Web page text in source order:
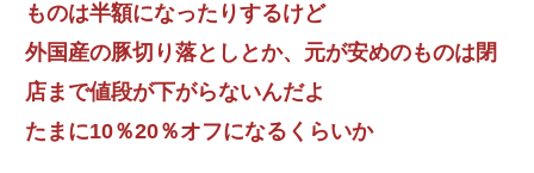
ものは半額になったりするけど
外国産の豚切り落としとか、元が安めのものは閉
店まで値段が下がらないんだよ
たまに10％20％オフになるくらいか